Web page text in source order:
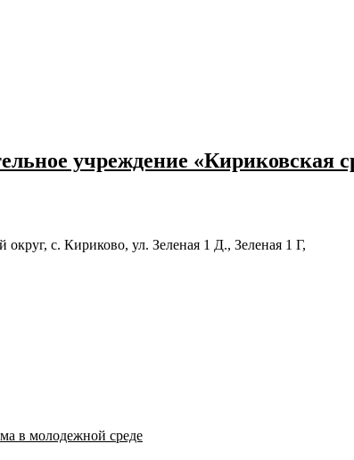
учреждение «Кириковская
с. Кириково, ул. Зеленая 1 Д., Зеленая 1 Г,
в молодежной среде